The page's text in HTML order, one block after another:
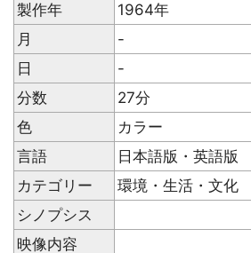
製作年
1964年
月
-
日
-
分数
27分
色
カラー
言語
日本語版・英語版
カテゴリー
環境・生活・文化
シノプシス
映像内容